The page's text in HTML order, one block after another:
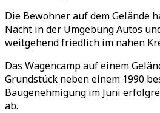
Die Bewohner auf dem Gelände
Nacht in der Umgebung Autos
weitgehend friedlich im nahen
Das Wagencamp auf einem
Grundstück neben einem 1990
Baugenehmigung im Juni
ab.